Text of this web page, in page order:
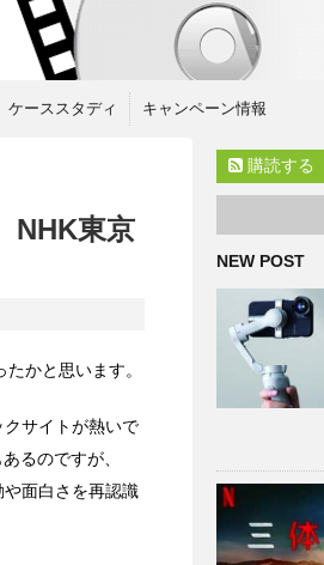
ケーススタディ キャンペーン情報
NHK東京
かと思います。
サイトが熱いで
るのですが、
面白さを再認識
購読する
NEW POST